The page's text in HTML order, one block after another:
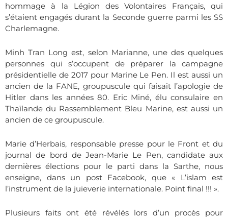
hommage à la Légion des Volontaires Français, qui
s’étaient engagés durant la Seconde guerre parmi les SS
Charlemagne.
Minh Tran Long est, selon Marianne, une des quelques
personnes qui s’occupent de préparer la campagne
présidentielle de 2017 pour Marine Le Pen. Il est aussi un
ancien de la FANE, groupuscule qui faisait l’apologie de
Hitler dans les années 80. Eric Miné, élu consulaire en
Thaïlande du Rassemblement Bleu Marine, est aussi un
ancien de ce groupuscule.
Marie d’Herbais, responsable presse pour le Front et du
journal de bord de Jean-Marie Le Pen, candidate aux
dernières élections pour le parti dans la Sarthe, nous
enseigne, dans un post Facebook, que « L’islam est
l’instrument de la juieverie internationale. Point final !!! ».
Plusieurs faits ont été révélés lors d’un procès pour